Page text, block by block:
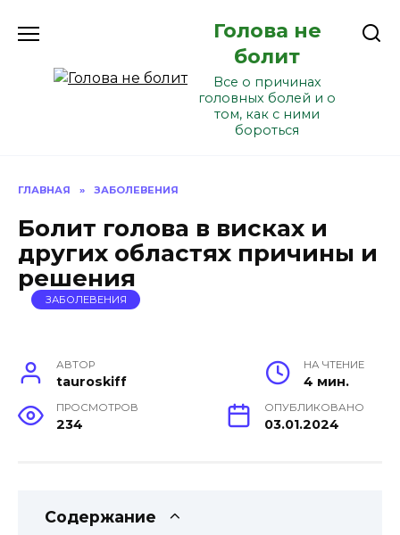
Голова не
болит
Все о причинах
головных болей и о
том, как с ними
бороться
ГЛАВНАЯ » ЗАБОЛЕВЕНИЯ
Болит голова в висках и
других областях причины и
решения
ЗАБОЛЕВЕНИЯ
АВТОР
tauroskiff
НА ЧТЕНИЕ
4 мин.
ПРОСМОТРОВ
234
ОПУБЛИКОВАНО
03.01.2024
Содержание